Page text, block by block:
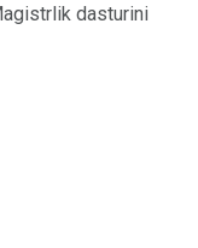
dasturini